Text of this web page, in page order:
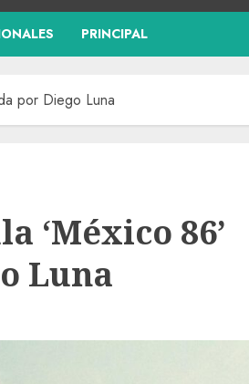
PRINCIPAL
por Diego Luna
‘México 86’
Luna